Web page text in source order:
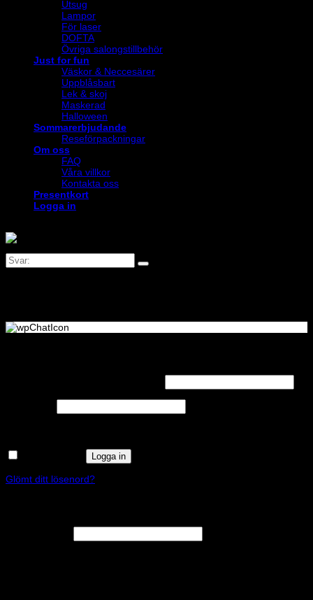
Utsug
Lampor
För laser
DOFTA
Övriga salongstillbehör
Just for fun
Väskor & Neccesärer
Uppblåsbart
Lek & skoj
Maskerad
Halloween
Sommarerbjudande
Reseförpackningar
Om oss
FAQ
Våra villkor
Kontakta oss
Presentkort
Logga in
Logga in
Glömt ditt lösenord?